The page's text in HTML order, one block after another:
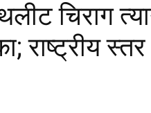
चिराग
राष्ट्रीय